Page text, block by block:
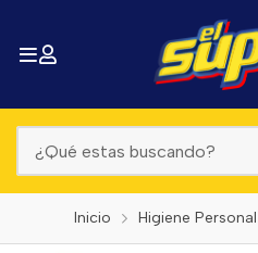
Inicio Higiene Personal